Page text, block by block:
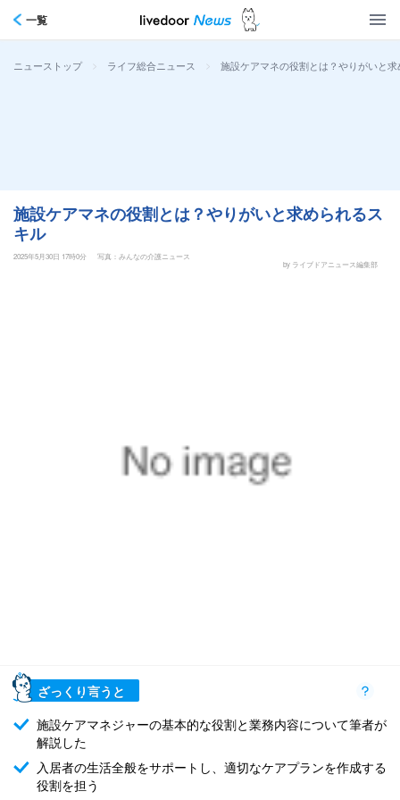
一覧
ニューストップ > ライフ総合ニュース > 施設ケアマネの役割とは？やりがいと
施設ケアマネの役割とは？やりがいと求められるス
キル
2025年5月30日 17時0分
写真：みんなの介護ニュース
by ライブドアニュース編集部
ざっくり言うと
施設ケアマネジャーの基本的な役割と業務内容について筆者が
解説した
入居者の生活全般をサポートし、適切なケアプランを作成する
役割を担う